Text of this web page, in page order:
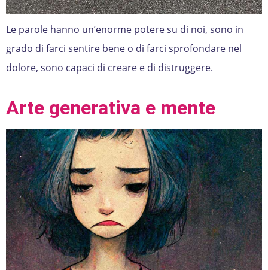
Le parole hanno un’enorme potere su di noi, sono in
grado di farci sentire bene o di farci sprofondare nel
dolore, sono capaci di creare e di distruggere.
Arte generativa e mente